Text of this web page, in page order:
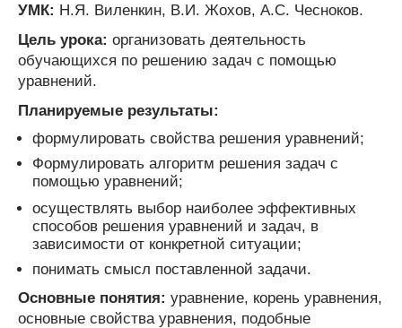
УМК: Н.Я. Виленкин, В.И. Жохов, А.С. Чесноков.
Цель урока: организовать деятельность
обучающихся по решению задач с помощью
уравнений.
Планируемые результаты:
формулировать свойства решения уравнений;
Формулировать алгоритм решения задач с
помощью уравнений;
осуществлять выбор наиболее эффективных
способов решения уравнений и задач, в
зависимости от конкретной ситуации;
понимать смысл поставленной задачи.
Основные понятия: уравнение, корень уравнения,
основные свойства уравнения, подобные